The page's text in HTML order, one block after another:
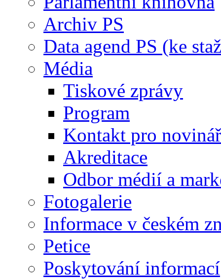
Archiv PS
Data agend PS (ke
Média
Tiskové zprávy
Program
Kontakt pro
Akreditace
Odbor médií a
Fotogalerie
Informace v českém
Petice
Poskytování informací